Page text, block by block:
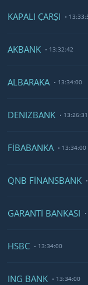
KAPALI ÇARŞI
AKBANK 13:32:42
ALBARAKA 13:34:00
DENİZBANK 13:26:31
FİBABANKA 13:34:00
QNB FİNANSBANK
GARANTİ BANKASI
HSBC 13:34:00
ING BANK 13:34:00